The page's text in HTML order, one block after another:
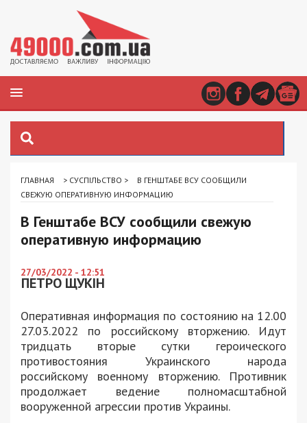
ГЛАВНАЯ > СУСПІЛЬСТВО >
В ГЕНШТАБЕ ВСУ СООБЩИЛИ
СВЕЖУЮ ОПЕРАТИВНУЮ ИНФОРМАЦИЮ
В Генштабе ВСУ сообщили свежую
оперативную информацию
27/03/2022 - 12:51
ПЕТРО ЩУКІН
Оперативная информация по состоянию на 12.00
27.03.2022 по российскому вторжению. Идут
тридцать вторые сутки героического
противостояния Украинского народа
российскому военному вторжению. Противник
продолжает ведение полномасштабной
вооруженной агрессии против Украины.